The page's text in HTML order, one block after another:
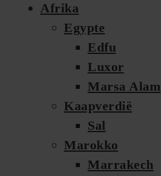
Afrika
Egypte
Edfu
Luxor
Marsa Alam
Kaapverdië
Sal
Marokko
Marrakech